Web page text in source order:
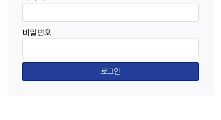
비밀번호